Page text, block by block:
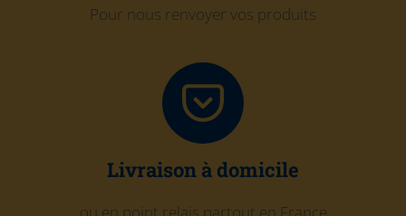
Pour nous renvoyer vos produits
Livraison à domicile
ou en point relais partout en France